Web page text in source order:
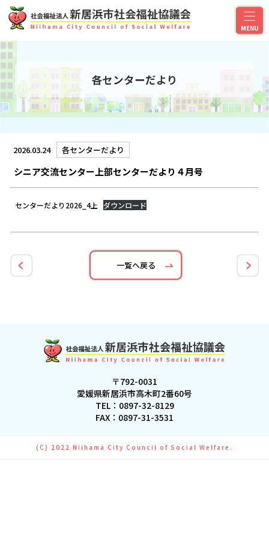
各センターだより
2026.03.24 各センターだより
シニア交流センター上部センターだより４月号
センターだより2026_4上 ダウンロード
一覧へ戻る
〒792-0031
愛媛県新居浜市高木町2番60号
TEL： 0897-32-8129
FAX：0897-31-3531
(C) 2022 Niihama City Council of Social Welfare.